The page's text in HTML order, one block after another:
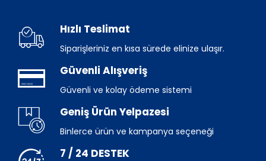
Hızlı Teslimat
Siparişleriniz en kısa sürede elinize ulaşır.
Güvenli Alışveriş
Güvenli ve kolay ödeme sistemi
Geniş Ürün Yelpazesi
Binlerce ürün ve kampanya seçeneği
7 / 24 DESTEK